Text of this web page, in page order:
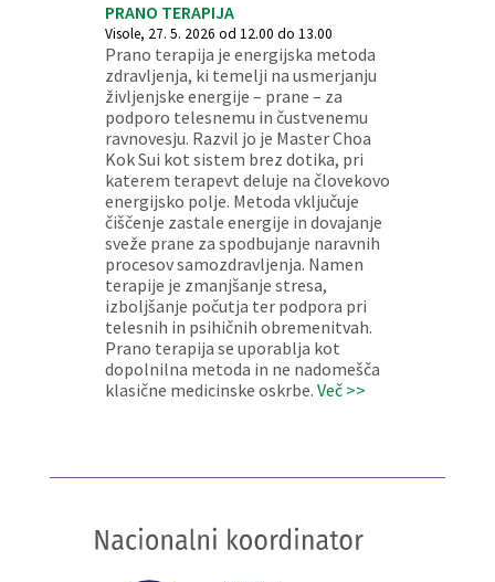
PRANO TERAPIJA
Visole, 27. 5. 2026 od 12.00 do 13.00
Prano terapija je energijska metoda
zdravljenja, ki temelji na usmerjanju
življenjske energije – prane – za
podporo telesnemu in čustvenemu
ravnovesju. Razvil jo je Master Choa
Kok Sui kot sistem brez dotika, pri
katerem terapevt deluje na človekovo
energijsko polje. Metoda vključuje
čiščenje zastale energije in dovajanje
sveže prane za spodbujanje naravnih
procesov samozdravljenja. Namen
terapije je zmanjšanje stresa,
izboljšanje počutja ter podpora pri
telesnih in psihičnih obremenitvah.
Prano terapija se uporablja kot
dopolnilna metoda in ne nadomešča
klasične medicinske oskrbe. Več >>